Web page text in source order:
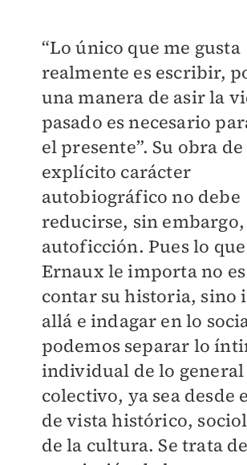
“Lo único que me gusta
realmente es escribir,
una manera de asir la
pasado es necesario
el presente”. Su obra de
explícito carácter
autobiográfico no debe
reducirse, sin embargo,
autoficción. Pues lo
Ernaux le importa no
contar su historia, sino
allá e indagar en lo
podemos separar lo
individual de lo general
colectivo, ya sea desde
de vista histórico,
de la cultura. Se trata